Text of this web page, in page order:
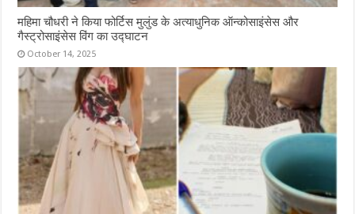
महिमा चौधरी ने किया फोर्टिस मुलुंड के अत्याधुनिक ऑन्कोसाइंसेस और
गैस्ट्रोसाइंसेस विंग का उद्घाटन
October 14, 2025